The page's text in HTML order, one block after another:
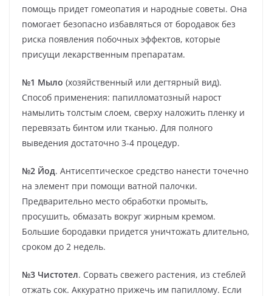
помощь придет гомеопатия и народные советы. Она
помогает безопасно избавляться от бородавок без
риска появления побочных эффектов, которые
присущи лекарственным препаратам.
№1 Мыло (хозяйственный или дегтярный вид).
Способ применения: папилломатозный нарост
намылить толстым слоем, сверху наложить пленку и
перевязать бинтом или тканью. Для полного
выведения достаточно 3-4 процедур.
№2 Йод. Антисептическое средство нанести точечно
на элемент при помощи ватной палочки.
Предварительно место обработки промыть,
просушить, обмазать вокруг жирным кремом.
Большие бородавки придется уничтожать длительно,
сроком до 2 недель.
№3 Чистотел. Сорвать свежего растения, из стеблей
отжать сок. Аккуратно прижечь им папиллому. Если